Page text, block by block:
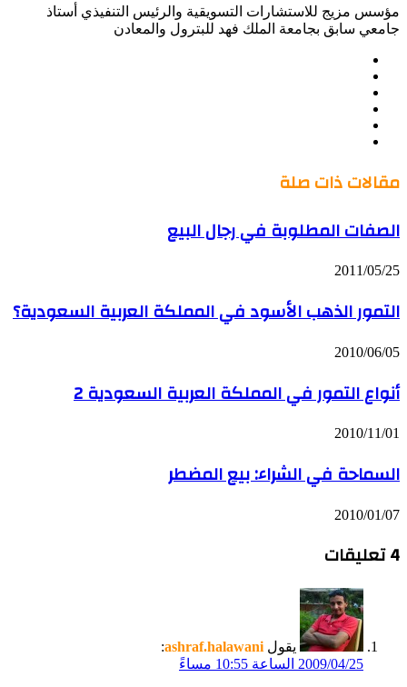
مؤسس مزيج للاستشارات التسويقية والرئيس التنفيذي أستاذ
جامعي سابق بجامعة الملك فهد للبترول والمعادن
مقالات ذات صلة
الصفات المطلوبة في رجال البيع
2011/05/25
التمور الذهب الأسود في المملكة العربية السعودية؟
2010/06/05
أنواع التمور في المملكة العربية السعودية 2
2010/11/01
السماحة في الشراء: بيع المضطر
2010/01/07
‫4 تعليقات
يقول ashraf.halawani
:
2009/04/25 الساعة 10:55 مساءً